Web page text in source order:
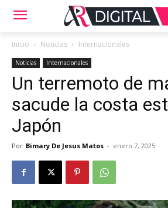
Inicio Noticias Internacionales
Noticias Internacionales
Un terremoto de
sacude la costa
Japón
Por Bimary De Jesus Matos - enero 7, 2025